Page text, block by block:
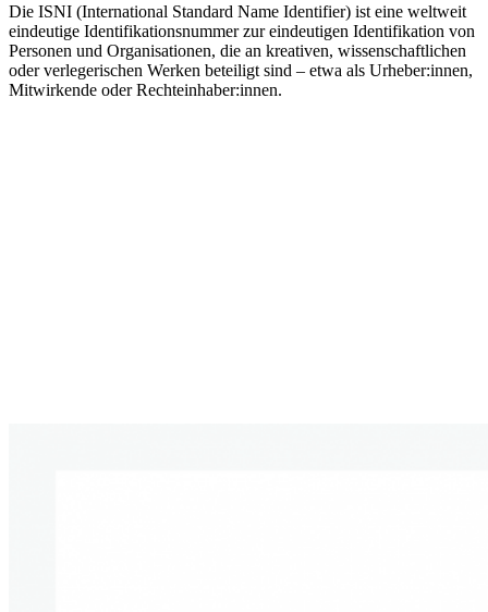
Die ISNI (International Standard Name Identifier) ist eine weltweit
eindeutige Identifikationsnummer zur eindeutigen Identifikation von
Personen und Organisationen, die an kreativen, wissenschaftlichen
oder verlegerischen Werken beteiligt sind – etwa als Urheber:innen,
Mitwirkende oder Rechteinhaber:innen.